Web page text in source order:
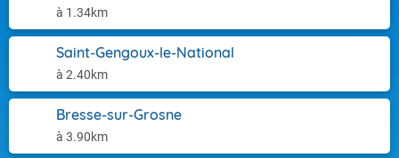
à 1.34km
Saint-Gengoux-le-National
à 2.40km
Bresse-sur-Grosne
à 3.90km